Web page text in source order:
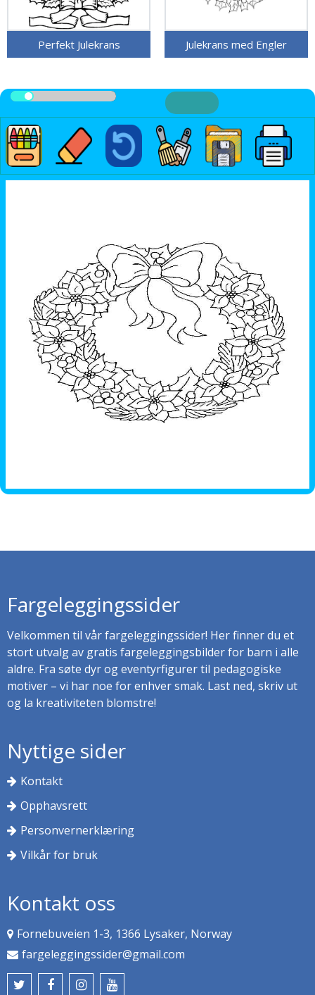
Perfekt Julekrans Julekrans med Engler
Fargeleggingssider
Velkommen til vår fargeleggingssider! Her finner du et
stort utvalg av gratis fargeleggingsbilder for barn i alle
aldre. Fra søte dyr og eventyrfigurer til pedagogiske
motiver – vi har noe for enhver smak. Last ned, skriv ut
og la kreativiteten blomstre!
Nyttige sider
Kontakt
Opphavsrett
Personvernerklæring
Vilkår for bruk
Kontakt oss
Fornebuveien 1-3, 1366 Lysaker, Norway
fargeleggingssider@gmail.com